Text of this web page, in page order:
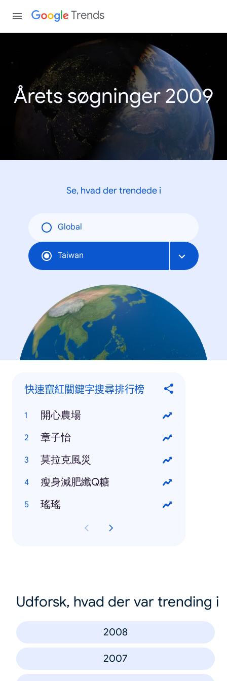
Trends
Årets søgninger 2009
Se, hvad der trendede i
Global
Taiwan
快速竄紅關鍵字搜尋排行榜
開心農場
章子怡
莫拉克風災
瘦身減肥纖Q糖
瑤瑤
Udforsk, hvad der var trending i
2008
2007